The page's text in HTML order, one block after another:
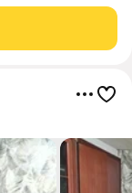
Уютная